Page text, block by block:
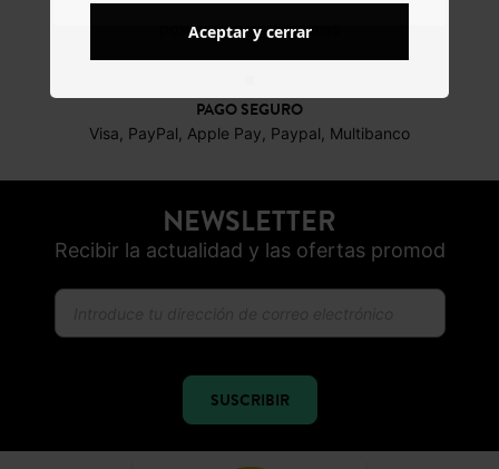
DEVOLUCIONES
posibles durante 30 días
PAGO SEGURO
Visa, PayPal, Apple Pay, Paypal, Multibanco
NEWSLETTER
Recibir la actualidad y las ofertas promod
SUSCRIBIR
Aceptar y cerrar